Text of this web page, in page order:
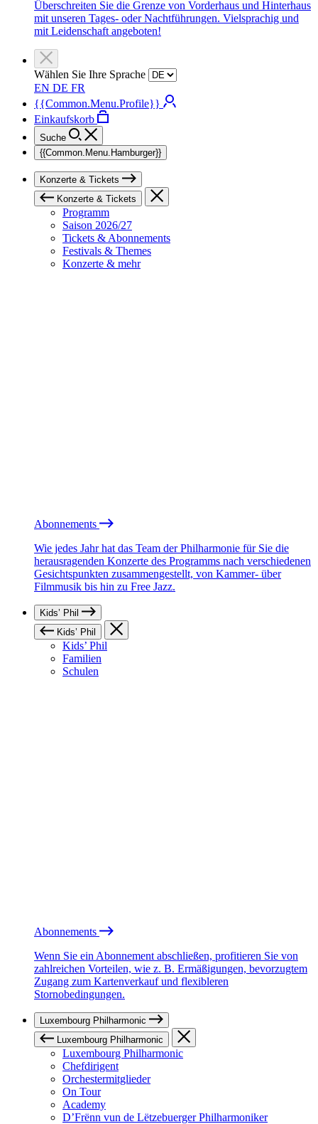
Überschreiten Sie die Grenze von Vorderhaus und Hinterhaus
mit unseren Tages- oder Nachtführungen. Vielsprachig und
mit Leidenschaft angeboten!
Wählen Sie Ihre Sprache
EN DE FR
{{Common.Menu.Profile}}
Einkaufskorb
Suche
{{Common.Menu.Hamburger}}
Konzerte & Tickets
Konzerte & Tickets
Programm
Saison 2026/27
Tickets & Abonnements
Festivals & Themes
Konzerte & mehr
Abonnements
Wie jedes Jahr hat das Team der Philharmonie für Sie die
herausragenden Konzerte des Programms nach verschiedenen
Gesichtspunkten zusammengestellt, von Kammer- über
Filmmusik bis hin zu Free Jazz.
Kids’ Phil
Kids’ Phil
Kids’ Phil
Familien
Schulen
Abonnements
Wenn Sie ein Abonnement abschließen, profitieren Sie von
zahlreichen Vorteilen, wie z. B. Ermäßigungen, bevorzugtem
Zugang zum Kartenverkauf und flexibleren
Stornobedingungen.
Luxembourg Philharmonic
Luxembourg Philharmonic
Luxembourg Philharmonic
Chefdirigent
Orchestermitglieder
On Tour
Academy
D’Frënn vun de Lëtzebuerger Philharmoniker